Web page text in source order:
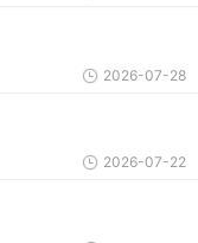
2026-07-28
2026-07-22